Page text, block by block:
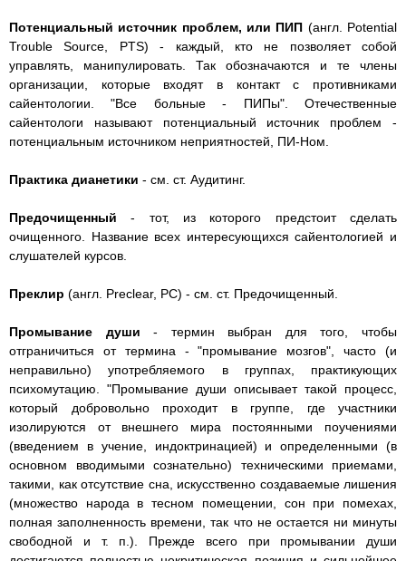
Потенциальный источник проблем, или ПИП (англ. Potential
Trouble Source, PTS) - каждый, кто не позволяет собой
управлять, манипулировать. Так обозначаются и те члены
организации, которые входят в контакт с противниками
сайентологии. "Все больные - ПИПы". Отечественные
сайентологи называют потенциальный источник проблем -
потенциальным источником неприятностей, ПИ-Ном.
Практика дианетики - см. ст. Аудитинг.
Предочищенный - тот, из которого предстоит сделать
очищенного. Название всех интересующихся сайентологией и
слушателей курсов.
Преклир (англ. Preclear, PC) - см. ст. Предочищенный.
Промывание души - термин выбран для того, чтобы
отграничиться от термина - "промывание мозгов", часто (и
неправильно) употребляемого в группах, практикующих
психомутацию. "Промывание души описывает такой процесс,
который добровольно проходит в группе, где участники
изолируются от внешнего мира постоянными поучениями
(введением в учение, индоктринацией) и определенными (в
основном вводимыми сознательно) техническими приемами,
такими, как отсутствие сна, искусственно создаваемые лишения
(множество народа в тесном помещении, сон при помехах,
полная заполненность времени, так что не остается ни минуты
свободной и т. п.). Прежде всего при промывании души